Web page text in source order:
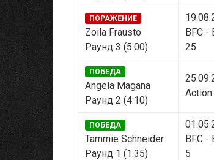
ПОРАЖЕНИЕ
Zoila Frausto
Раунд 3 (5:00)
BFC -
25
ПОБЕДА
Angela Magana
Раунд 2 (4:10)
ПОБЕДА
Tammie Schneider
Раунд 1 (1:35)
BFC -
5